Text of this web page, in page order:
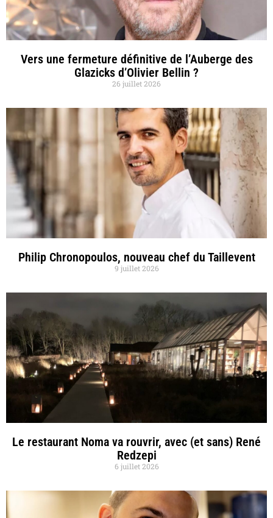
Vers une fermeture définitive de l’Auberge des
Glazicks d’Olivier Bellin ?
26 juillet 2026
Philip Chronopoulos, nouveau chef du Taillevent
9 juillet 2026
Le restaurant Noma va rouvrir, avec (et sans) René
Redzepi
6 juillet 2026